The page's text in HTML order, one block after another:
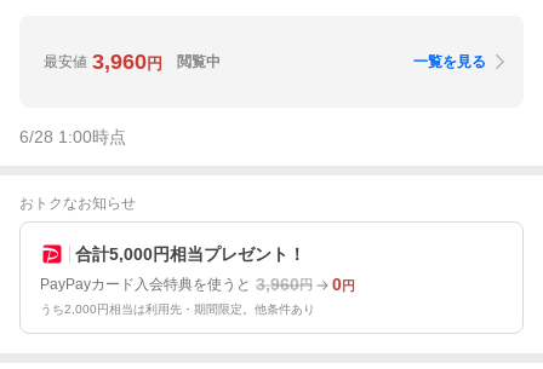
最安値 3,960円 閲覧中 一覧を見る
6/28 1:00時点
おトクなお知らせ
合計5,000円相当プレゼント！
PayPayカード入会特典を使うと 3,960円 0円
うち2,000円相当は利用先・期間限定。他条件あり